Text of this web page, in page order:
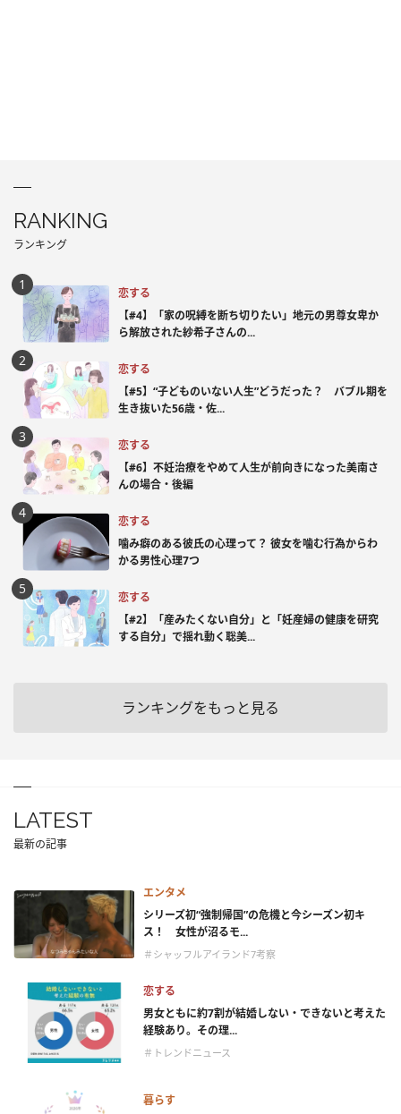
RANKING
ランキング
恋する
【#4】「家の呪縛を断ち切りたい」地元の男尊女卑か
ら解放された紗希子さんの...
恋する
【#5】“子どものいない人生”どうだった？ バブル期を
生き抜いた56歳・佐...
恋する
【#6】不妊治療をやめて人生が前向きになった美南さ
んの場合・後編
恋する
噛み癖のある彼氏の心理って？ 彼女を噛む行為からわ
かる男性心理7つ
恋する
【#2】「産みたくない自分」と「妊産婦の健康を研究
する自分」で揺れ動く聡美...
ランキングをもっと見る
LATEST
最新の記事
エンタメ
シリーズ初“強制帰国”の危機と今シーズン初キ
ス！ 女性が沼るモ...
＃シャッフルアイランド7考察
恋する
男女ともに約7割が結婚しない・できないと考えた
経験あり。その理...
＃トレンドニュース
暮らす